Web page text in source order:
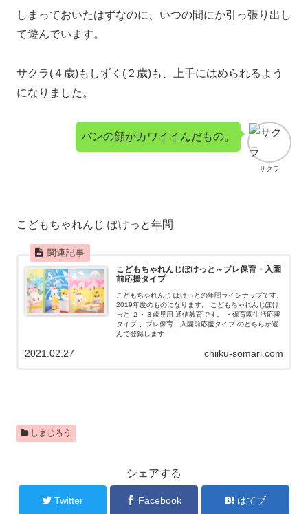
しまっておいたはずなのに、いつの間にか引っ張り出し
て遊んでいます。
サクラ(４歳)もしずく(２歳)も、上手にはめられるよう
になりました。
サクラ
パンの顔がカワイイんだもの。
こどもちゃれんじ ぽけっと年間
こどもちゃれんじぽけっと～プレ保育・入園
前応援タイプ
こどもちゃれんじ ぽけっとの年間ラインナップです。
2019年度のものになります。 こどもちゃれんじぽけ
っと ２・３歳児用 通信教育です。 ・保育園生活応援
タイプ 、プレ保育・入園前応援タイプ のどちらか選
んで登録します
chiiku-somari.com
2021.02.27
しまじろう
シェアする
Twitter Facebook はてブ